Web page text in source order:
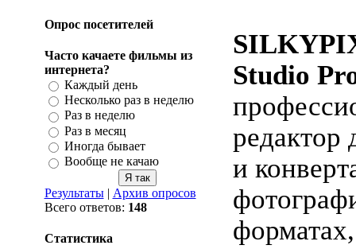
Опрос посетителей
Часто качаете фильмы из
интернета?
Каждый день
Несколько раз в неделю
Раз в неделю
Раз в месяц
Иногда бывает
Вообще не качаю
Результаты| Архив опросов
Всего ответов: 148
Статистика
Studio
редактор
и